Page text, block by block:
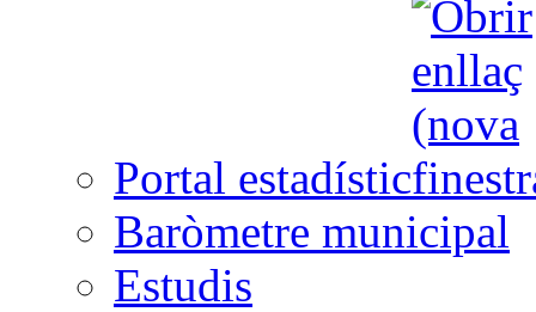
Portal estadístic
Baròmetre municipal
Estudis